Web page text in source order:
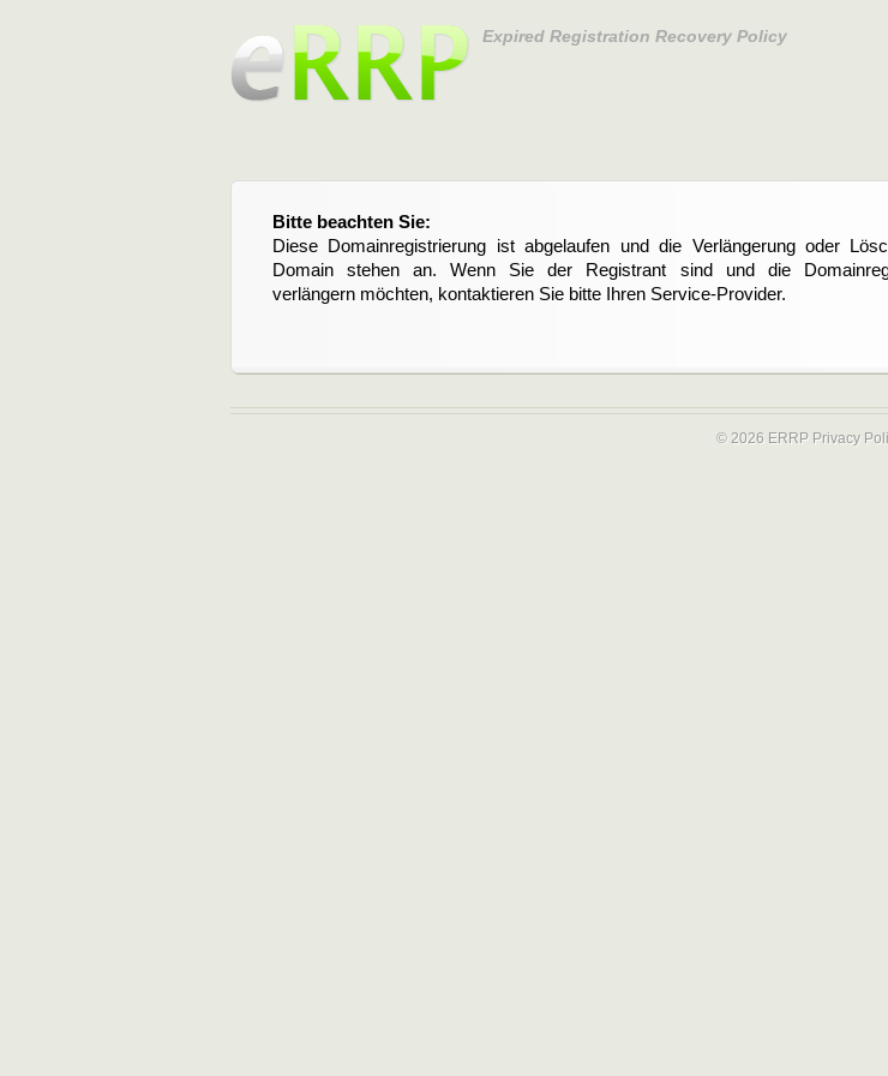
Expired Registration Recovery Policy
Bitte beachten Sie:
Diese Domainregistrierung ist abgelaufen und die Verlängerung oder
Domain stehen an. Wenn Sie der Registrant sind und die
verlängern möchten, kontaktieren Sie bitte Ihren Service-Provider.
© 2026 ERRP Privacy